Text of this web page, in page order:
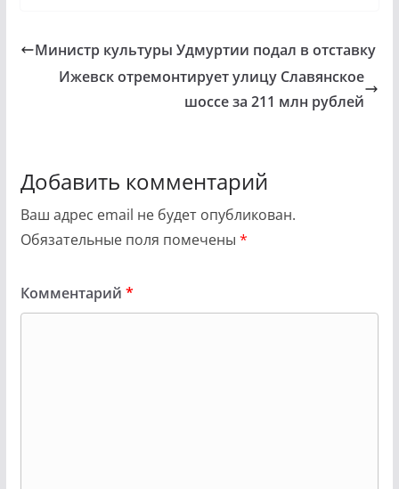
Министр культуры Удмуртии подал в отставку
Ижевск отремонтирует улицу Славянское
шоссе за 211 млн рублей
Добавить комментарий
Ваш адрес email не будет опубликован.
Обязательные поля помечены *
Комментарий *